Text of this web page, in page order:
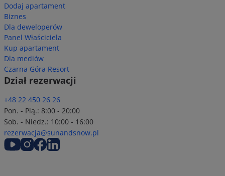
Dodaj apartament
Biznes
Dla deweloperów
Panel Właściciela
Kup apartament
Dla mediów
Czarna Góra Resort
Dział rezerwacji
+48 22 450 26 26
Pon. - Pią.: 8:00 - 20:00
Sob. - Niedz.: 10:00 - 16:00
rezerwacja@sunandsnow.pl